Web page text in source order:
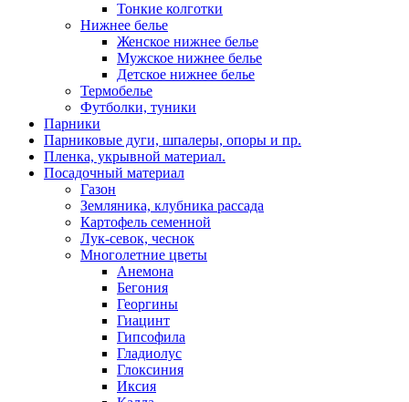
Тонкие колготки
Нижнее белье
Женское нижнее белье
Мужское нижнее белье
Детское нижнее белье
Термобелье
Футболки, туники
Парники
Парниковые дуги, шпалеры, опоры и пр.
Пленка, укрывной материал.
Посадочный материал
Газон
Земляника, клубника рассада
Картофель семенной
Лук-севок, чеснок
Многолетние цветы
Анемона
Бегония
Георгины
Гиацинт
Гипсофила
Гладиолус
Глоксиния
Иксия